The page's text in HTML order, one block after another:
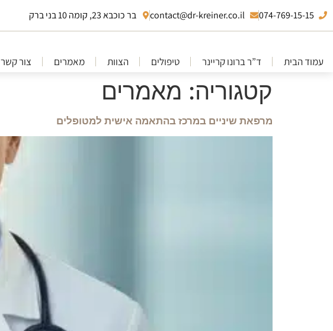
074-769-15-15
contact@dr-kreiner.co.il בר כוכבא 23, קומה 10 בני ברק
עמוד הבית ד”ר ברונו קריינר טיפולים הצוות מאמרים צור קשר
קטגוריה: מאמרים
מרפאת שיניים במרכז בהתאמה אישית למטופלים